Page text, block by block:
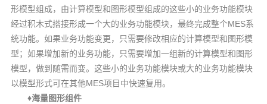
形模型组成，由计算模型和图形模型组成的这些小的业务功能模块
经过积木式搭接形成一个大的业务功能模块，最终完成整个MES系
统功能。如果业务功能变更，只需要修改相应的计算模型和图形模
型；如果增加新的业务功能，只需要增加一组新的计算模型和图形
模型，做到随需而变。这些小的业务功能模块或大的业务功能模块
以模型形式可在其他MES项目中快速复用。
♦海量图形组件